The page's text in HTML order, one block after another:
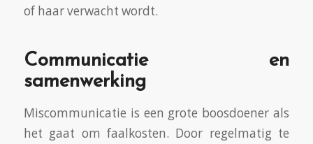
of haar verwacht wordt.
Communicatie en
samenwerking
Miscommunicatie is een grote boosdoener als
het gaat om faalkosten. Door regelmatig te